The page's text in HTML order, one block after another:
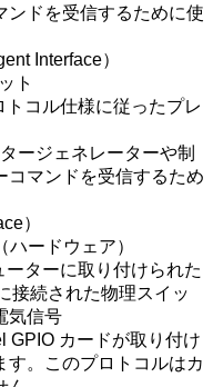
ンドを受信するために使
Interface）
ト
トコル仕様に従ったプレ
ージェネレーターや制
コマンドを受信するため
）
ハードウェア）
ーターに取り付けられた
接続された物理スイッ
気信号
GPIO カードが取り付け
す。このプロトコルはカ